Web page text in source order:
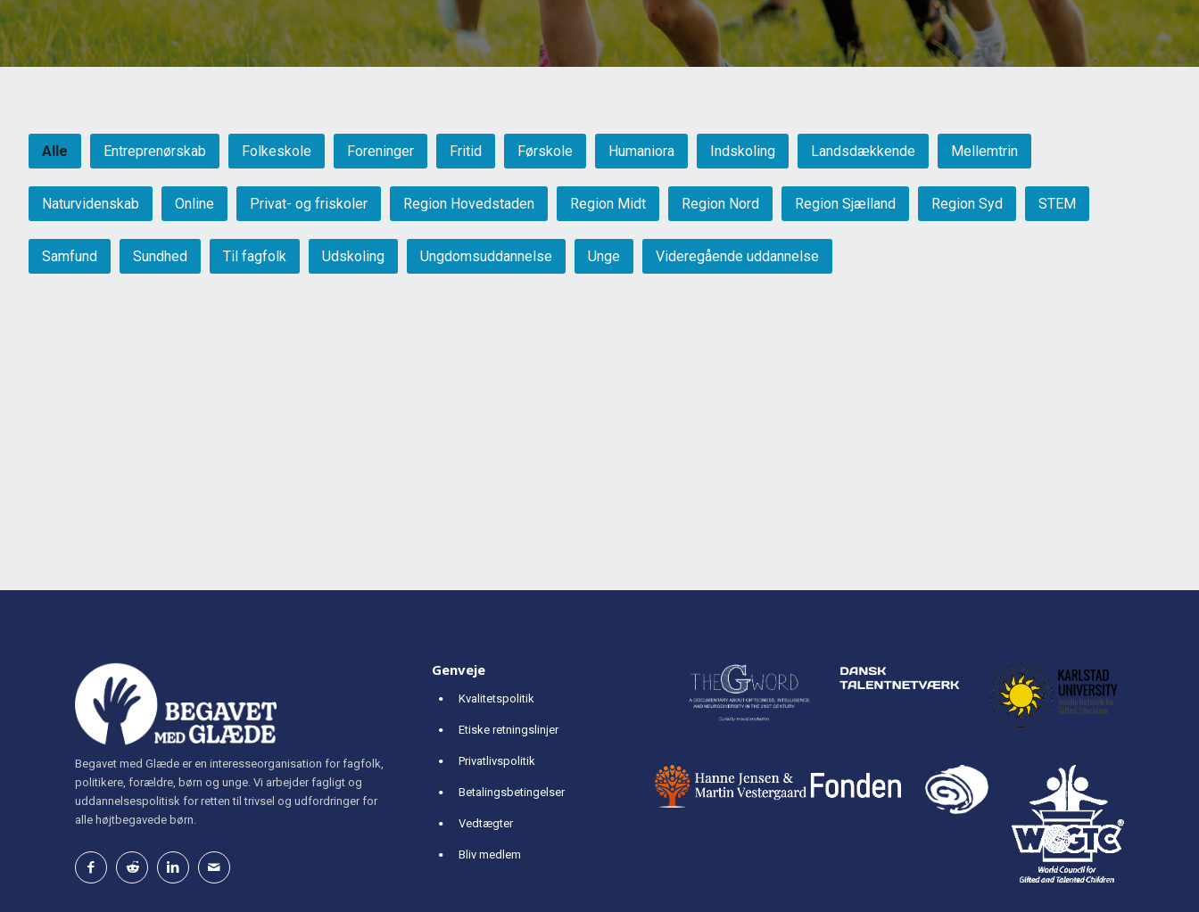
Alle Entreprenørskab Folkeskole Foreninger Fritid Førskole Humaniora Indskoling Landsdækkende Mellemtrin
Naturvidenskab Online Privat- og friskoler Region Hovedstaden Region Midt Region Nord Region Sjælland Region Syd STEM
Samfund Sundhed Til fagfolk Udskoling Ungdomsuddannelse Unge Videregående uddannelse
Begavet med Glæde er en interesseorganisation for fagfolk,
politikere, forældre, børn og unge. Vi arbejder fagligt og
uddannelsespolitisk for retten til trivsel og udfordringer for
alle højtbegavede børn.
Genveje
Kvalitetspolitik
Etiske retningslinjer
Privatlivspolitik
Betalingsbetingelser
Vedtægter
Bliv medlem